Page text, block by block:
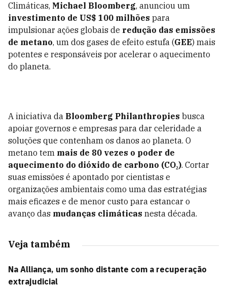
Climáticas, Michael Bloomberg, anunciou um
investimento de US$ 100 milhões para
impulsionar ações globais de redução das emissões
de metano, um dos gases de efeito estufa (GEE) mais
potentes e responsáveis por acelerar o aquecimento
do planeta.
A iniciativa da Bloomberg Philanthropies busca
apoiar governos e empresas para dar celeridade a
soluções que contenham os danos ao planeta. O
metano tem mais de 80 vezes o poder de
aquecimento do dióxido de carbono (CO₂). Cortar
suas emissões é apontado por cientistas e
organizações ambientais como uma das estratégias
mais eficazes e de menor custo para estancar o
avanço das mudanças climáticas nesta década.
Veja também
Na Alliança, um sonho distante com a recuperação
extrajudicial